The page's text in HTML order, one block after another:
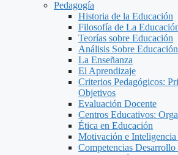
Pedagogía
Historia de la Educación
Filosofía de La
Teorías sobre Educación
Análisis Sobre
La Enseñanza
El Aprendizaje
Criterios Pedagógicos:
Objetivos
Evaluación Docente
Centros Educativos:
Ética en Educación
Motivación e
Competencias